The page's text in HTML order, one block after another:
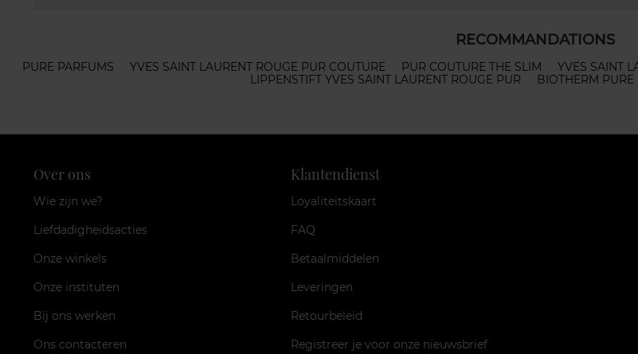
RECOMMANDATIONS
PURE PARFUMS YVES SAINT LAURENT ROUGE PUR COUTURE PUR COUTURE THE SLIM YVES SAINT
LIPPENSTIFT YVES SAINT LAURENT ROUGE PUR
BIOTHERM PURE
Over ons
Wie zijn we?
Liefdadigheidsacties
Onze winkels
Onze instituten
Bij ons werken
Ons contacteren
Klantendienst
Loyaliteitskaart
FAQ
Betaalmiddelen
Leveringen
Retourbeleid
Registreer je voor onze nieuwsbrief